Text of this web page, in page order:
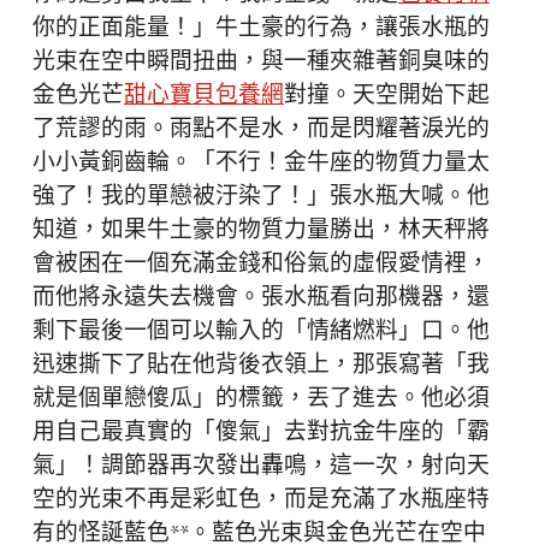
你的正面能量！」牛土豪的行為，讓張水瓶的
光束在空中瞬間扭曲，與一種夾雜著銅臭味的
金色光芒甜心寶貝包養網對撞。天空開始下起
了荒謬的雨。雨點不是水，而是閃耀著淚光的
小小黃銅齒輪。「不行！金牛座的物質力量太
強了！我的單戀被汙染了！」張水瓶大喊。他
知道，如果牛土豪的物質力量勝出，林天秤將
會被困在一個充滿金錢和俗氣的虛假愛情裡，
而他將永遠失去機會。張水瓶看向那機器，還
剩下最後一個可以輸入的「情緒燃料」口。他
迅速撕下了貼在他背後衣領上，那張寫著「我
就是個單戀傻瓜」的標籤，丟了進去。他必須
用自己最真實的「傻氣」去對抗金牛座的「霸
氣」！調節器再次發出轟鳴，這一次，射向天
空的光束不再是彩虹色，而是充滿了水瓶座特
有的怪誕藍色**。藍色光束與金色光芒在空中